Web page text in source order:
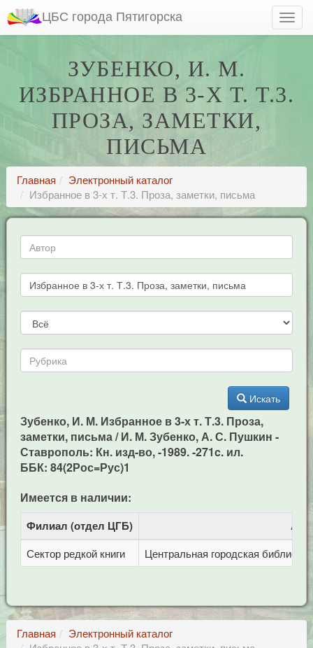
ЦБС города Пятигорска
ЗУБЕНКО, И. М.
ИЗБРАННОЕ В 3-Х Т. Т.3.
ПРОЗА, ЗАМЕТКИ,
ПИСЬМА
Главная
Электронный каталог
Избранное в 3-х т. Т.3. Проза, заметки, письма
Искать
Зубенко, И. М. Избранное в 3-х т. Т.3. Проза,
заметки, письма / И. М. Зубенко, А. С. Пушкин -
Ставрополь: Кн. изд-во, -1989. -271c. ил.
ББК: 84(2Рос=Рус)1
Имеется в наличии:
Филиал (отдел ЦГБ)
Сектор редкой книги Центральная городская
Главная
Электронный каталог